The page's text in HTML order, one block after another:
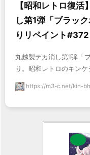
【昭和レトロ復活
し第1弾「ブラッ
りリペイント#372
丸越製デカ消し第1弾「
り。昭和レトロのキン
https://m3-c.net/kin-